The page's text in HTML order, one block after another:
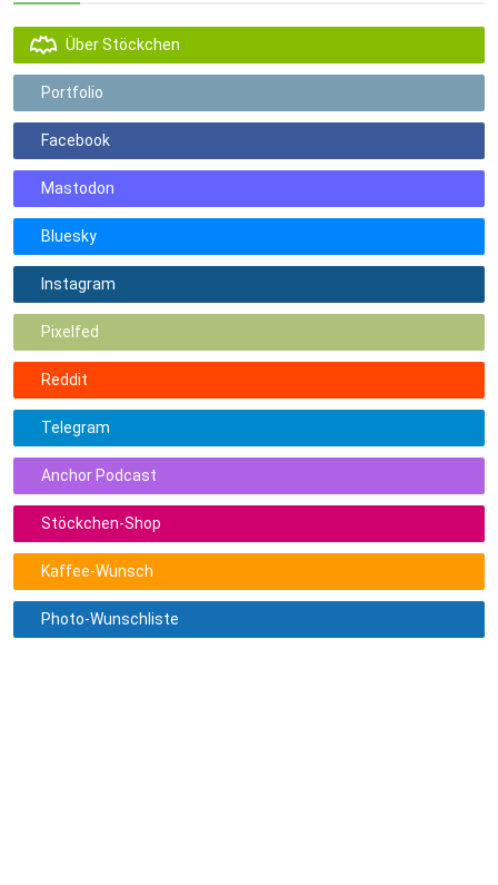
Über Stöckchen
Portfolio
Facebook
Mastodon
Bluesky
Instagram
Pixelfed
Reddit
Telegram
Anchor Podcast
Stöckchen-Shop
Kaffee-Wunsch
Photo-Wunschliste